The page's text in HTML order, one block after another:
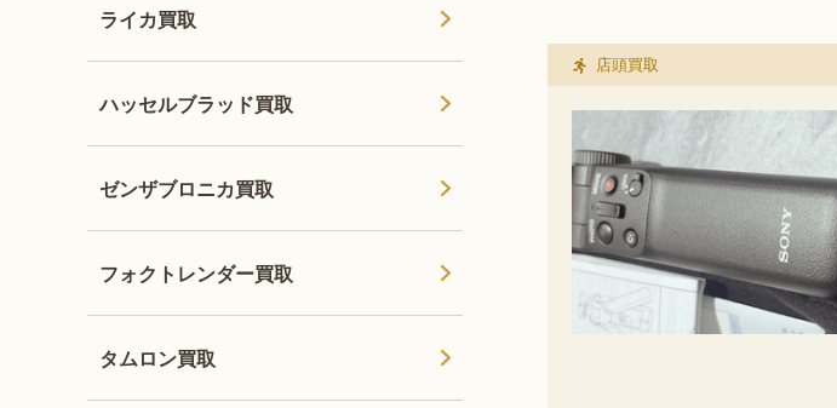
店頭買取
ライカ買取
ハッセルブラッド買取
ゼンザブロニカ買取
フォクトレンダー買取
タムロン買取